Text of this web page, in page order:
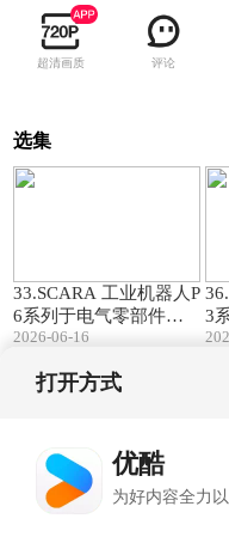
超清画质 评论
选集
33.SCARA 工业机器人P
6系列于电气零部件之
应用|长距抓取无界·直
2026-06-16
3
用|
打开方式
优酷
为好内容全力